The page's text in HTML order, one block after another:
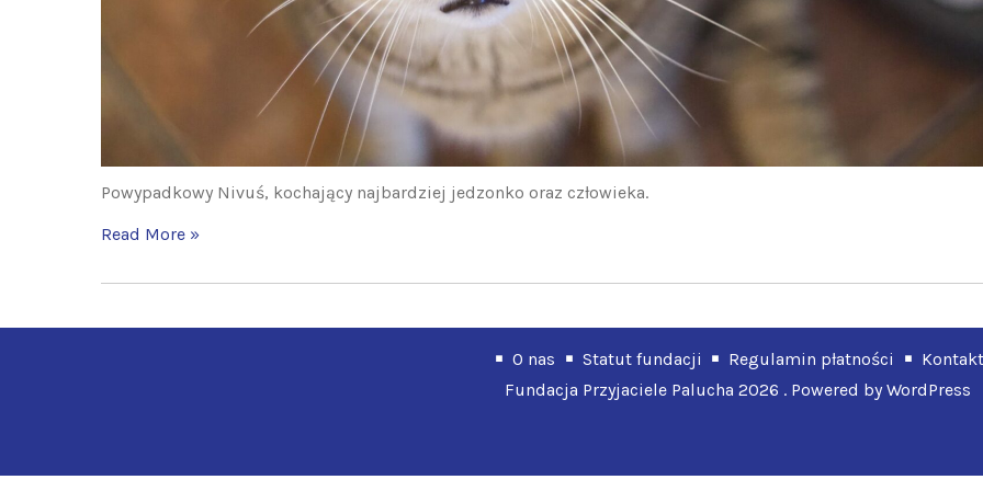
Powypadkowy Nivuś, kochający najbardziej jedzonko oraz człowieka.
Read More »
O nas Statut fundacji Regulamin płatności
Fundacja Przyjaciele Palucha 2026 . Powered by WordPress